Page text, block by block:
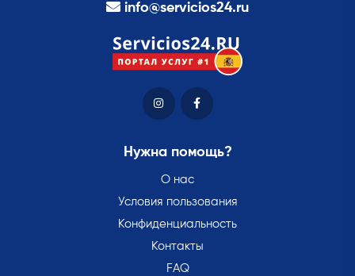
info@servicios24.ru
Нужна помощь?
О нас
Условия пользования
Конфиденциальность
Контакты
FAQ